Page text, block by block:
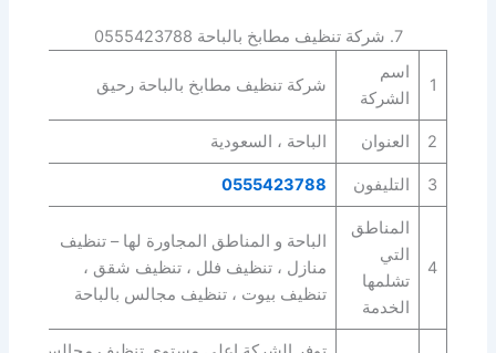
7. شركة تنظيف مطابخ بالباحة 0555423788
1
اسم
الشركة
شركة تنظيف مطابخ بالباحة رحيق
2 العنوان الباحة ، السعودية
3 التليفون 0555423788
4
المناطق
التي
تشلمها
الخدمة
الباحة و المناطق المجاورة لها – تنظيف
منازل ، تنظيف فلل ، تنظيف شقق ،
تنظيف بيوت ، تنظيف مجالس بالباحة